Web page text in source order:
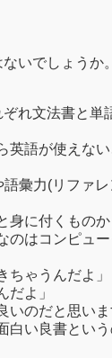
いでしょうか。
れ文法書と単
英語が使えな
彙力(リファ
身に付くものか
のはコンピュ
ちゃうんだよ」
だよ」
いのだと思いま
白い良書とい